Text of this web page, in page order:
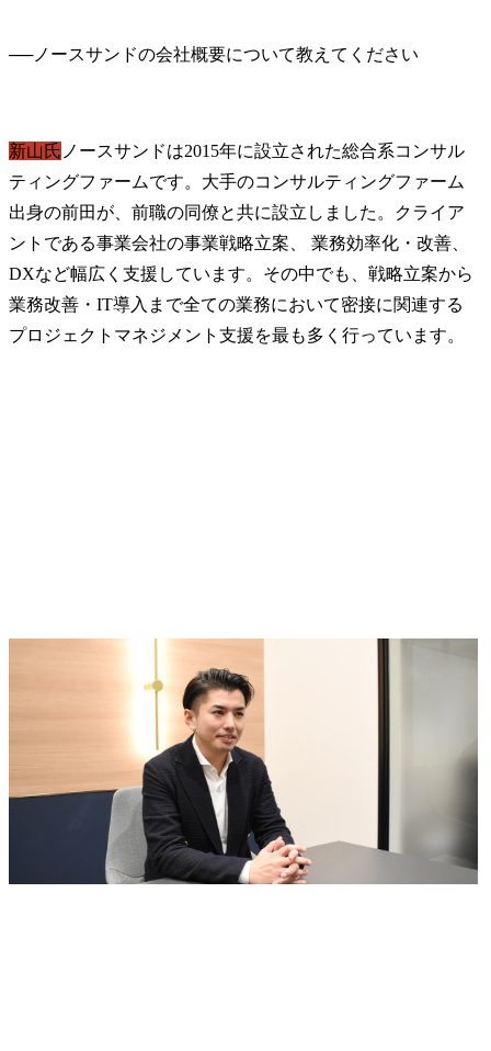
──
新山氏 ノースサンドは2015年に設立された総合系コンサル
ティングファームです。大手のコンサルティングファーム
出身の前田が、前職の同僚と共に設立しました。クライア
ントである事業会社の事業戦略立案、 業務効率化・改善、
DXなど幅広く支援しています。その中でも、戦略立案から
業務改善・IT導入まで全ての業務において密接に関連する
プロジェクトマネジメント支援を最も多く行っています。